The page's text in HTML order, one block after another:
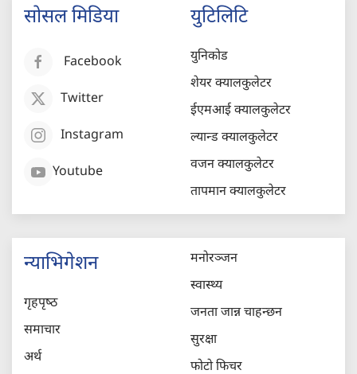
सोसल मिडिया
Facebook
Twitter
Instagram
Youtube
युटिलिटि
युनिकोड
शेयर क्यालकुलेटर
ईएमआई क्यालकुलेटर
ल्यान्ड क्यालकुलेटर
वजन क्यालकुलेटर
तापमान क्यालकुलेटर
न्याभिगेशन
गृहपृष्‍ठ
समाचार
अर्थ
मनोरञ्जन
स्वास्थ्य
जनता जान्न चाहन्छन
सुरक्षा
फोटो फिचर